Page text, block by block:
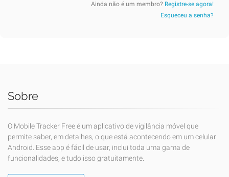
Ainda não é um membro? Registre-se agora!
Esqueceu a senha?
Sobre
O Mobile Tracker Free é um aplicativo de vigilância móvel que
permite saber, em detalhes, o que está acontecendo em um celular
Android. Esse app é fácil de usar, inclui toda uma gama de
funcionalidades, e tudo isso gratuitamente.